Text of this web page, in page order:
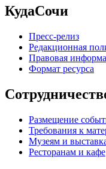
КудаСочи
Пресс-релиз
Редакционная
Правовая
Формат ресурса
Размещение
Требования к
Музеям и
Ресторанам и кафе